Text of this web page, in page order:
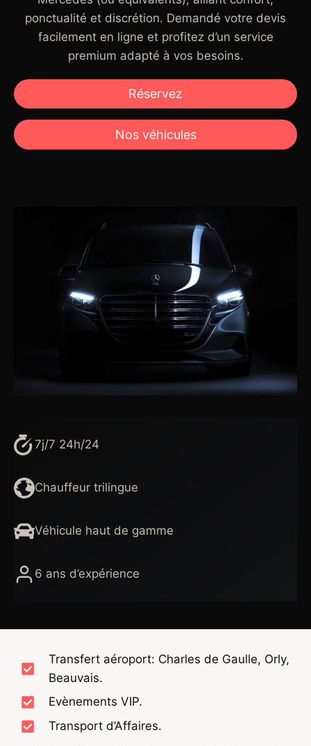
ponctualité et discrétion. Demandé votre devis
facilement en ligne et profitez d’un service
premium adapté à vos besoins.
Réservez
Nos véhicules
7j/7 24h/24
Chauffeur trilingue
Véhicule haut de gamme
6 ans d’expérience
Transfert aéroport: Charles de Gaulle, Orly,
Beauvais.
Evènements VIP.
Transport d’Affaires.